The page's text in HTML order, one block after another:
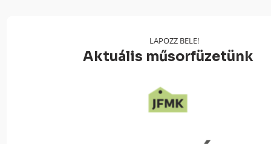
LAPOZZ BELE!
Aktuális műsorfüzetünk